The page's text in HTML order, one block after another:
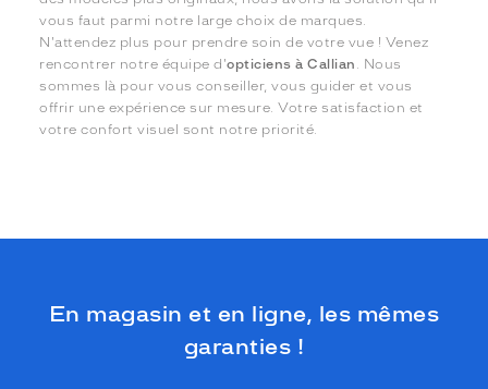
vous faut parmi notre large choix de marques.
N'attendez plus pour prendre soin de votre vue ! Venez
rencontrer notre équipe d'opticiens à Callian
. Nous
sommes là pour vous conseiller, vous guider et vous
offrir une expérience sur mesure. Votre satisfaction et
votre confort visuel sont notre priorité.
En magasin et en ligne, les mêmes
garanties !